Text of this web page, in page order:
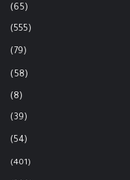
(65)
(555)
(79)
(58)
(8)
(39)
(54)
(401)